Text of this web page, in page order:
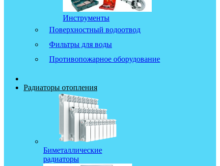
Инструменты
Поверхностный водоотвод
Фильтры для воды
Противопожарное оборудование
Радиаторы отопления
Биметаллические
радиаторы